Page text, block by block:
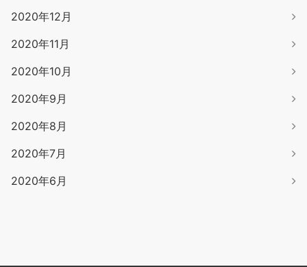
2020年12月
2020年11月
2020年10月
2020年9月
2020年8月
2020年7月
2020年6月